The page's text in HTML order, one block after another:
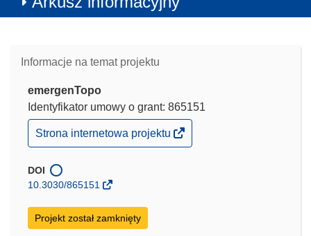
Informacje na temat projektu
emergenTopo
Identyfikator umowy o grant: 865151
(odnośnik
otworzy
w
nowym
Strona internetowa projektu
DOI
10.3030/865151
Projekt został zamknięty